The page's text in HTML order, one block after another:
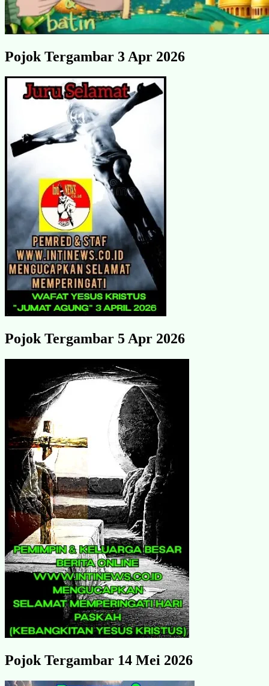
Pojok Tergambar 3 Apr 2026
Pojok Tergambar 5 Apr 2026
Pojok Tergambar 14 Mei 2026